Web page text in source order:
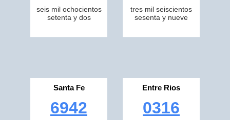
seis mil ochocientos
setenta y dos
tres mil seiscientos
sesenta y nueve
Santa Fe
6942
Entre Rios
0316